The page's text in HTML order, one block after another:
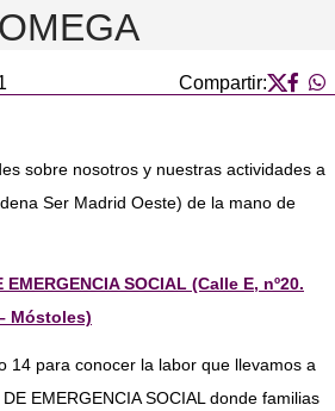
OMEGA
Compartir:
sobre nosotros y nuestras actividades a
Ser Madrid Oeste) de la mano de
EMERGENCIA SOCIAL (Calle E, nº20.
Móstoles)
14 para conocer la labor que llevamos a
EMERGENCIA SOCIAL donde familias